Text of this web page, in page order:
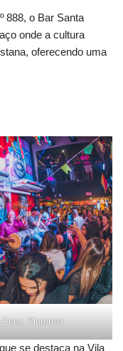
888, o Bar Santa
onde a cultura
oferecendo uma
Foto: Pinterest
se destaca na Vila